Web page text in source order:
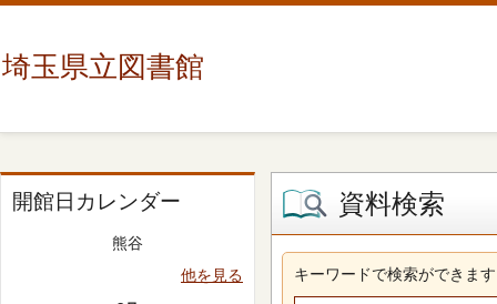
埼玉県立図書館
開館日カレンダー
熊谷
他を見る
資料検索
キーワードで検索ができます